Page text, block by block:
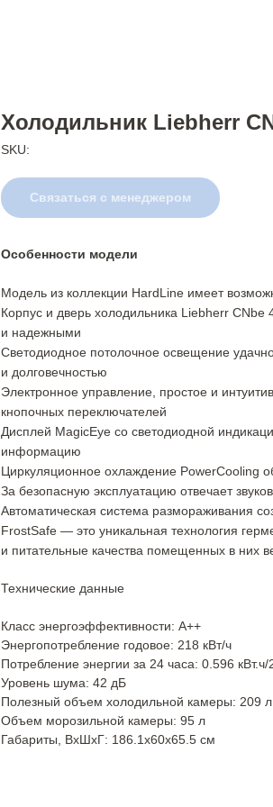
Холодильник Liebherr
SKU:
Связаться с менеджером
Особенности модели
Модель из коллекции HardLine имеет
Корпус и дверь холодильника Liebherr
и надежными
Светодиодное потолочное освещение
и долговечностью
Электронное управление, простое и
кнопочных переключателей
Дисплей MagicEye со светодиодной
информацию
Циркуляционное охлаждение PowerCooling
За безопасную эксплуатацию отвечает
Автоматическая система размораживания
FrostSafe — это уникальная технология
и питательные качества помещенных в них
Технические данные
Класс энергоэффективности: А++
Энергопотребление годовое: 218 кВт/ч
Потребление энергии за 24 часа: 0.596 кВт.ч/
Уровень шума: 42 дБ
Полезный объем холодильной камеры: 209 л
Объем морозильной камеры: 95 л
Габариты, ВxШxГ: 186.1x60x65.5 см